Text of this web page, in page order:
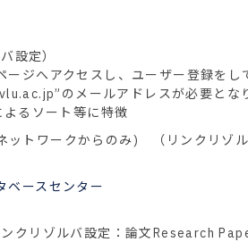
設定）
ージへアクセスし、ユーザー登録をし
のメールアドレスが必要とな
るソート等に特徴
トワークからのみ)
（リンクリゾ
ベースセンター
ンクリゾルバ設定：論文Research